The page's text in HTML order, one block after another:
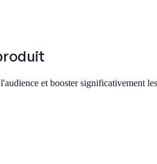
et booster significativement